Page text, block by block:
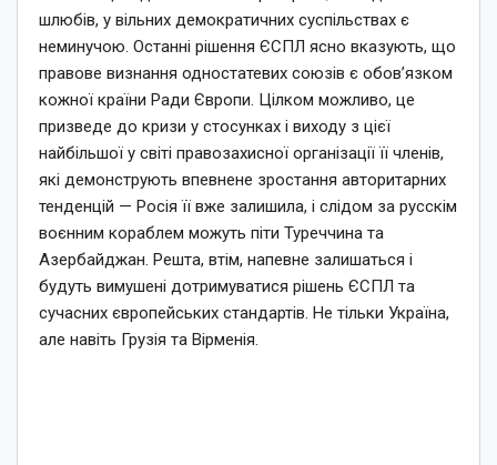
шлюбів, у вільних демократичних суспільствах є
неминучою. Останні рішення ЄСПЛ ясно вказують, що
правове визнання одностатевих союзів є обов’язком
кожної країни Ради Європи. Цілком можливо, це
призведе до кризи у стосунках і виходу з цієї
найбільшої у світі правозахисної організації її членів,
які демонструють впевнене зростання авторитарних
тенденцій — Росія її вже залишила, і слідом за русскім
воєнним кораблем можуть піти Туреччина та
Азербайджан. Решта, втім, напевне залишаться і
будуть вимушені дотримуватися рішень ЄСПЛ та
сучасних європейських стандартів. Не тільки Україна,
але навіть Грузія та Вірменія.